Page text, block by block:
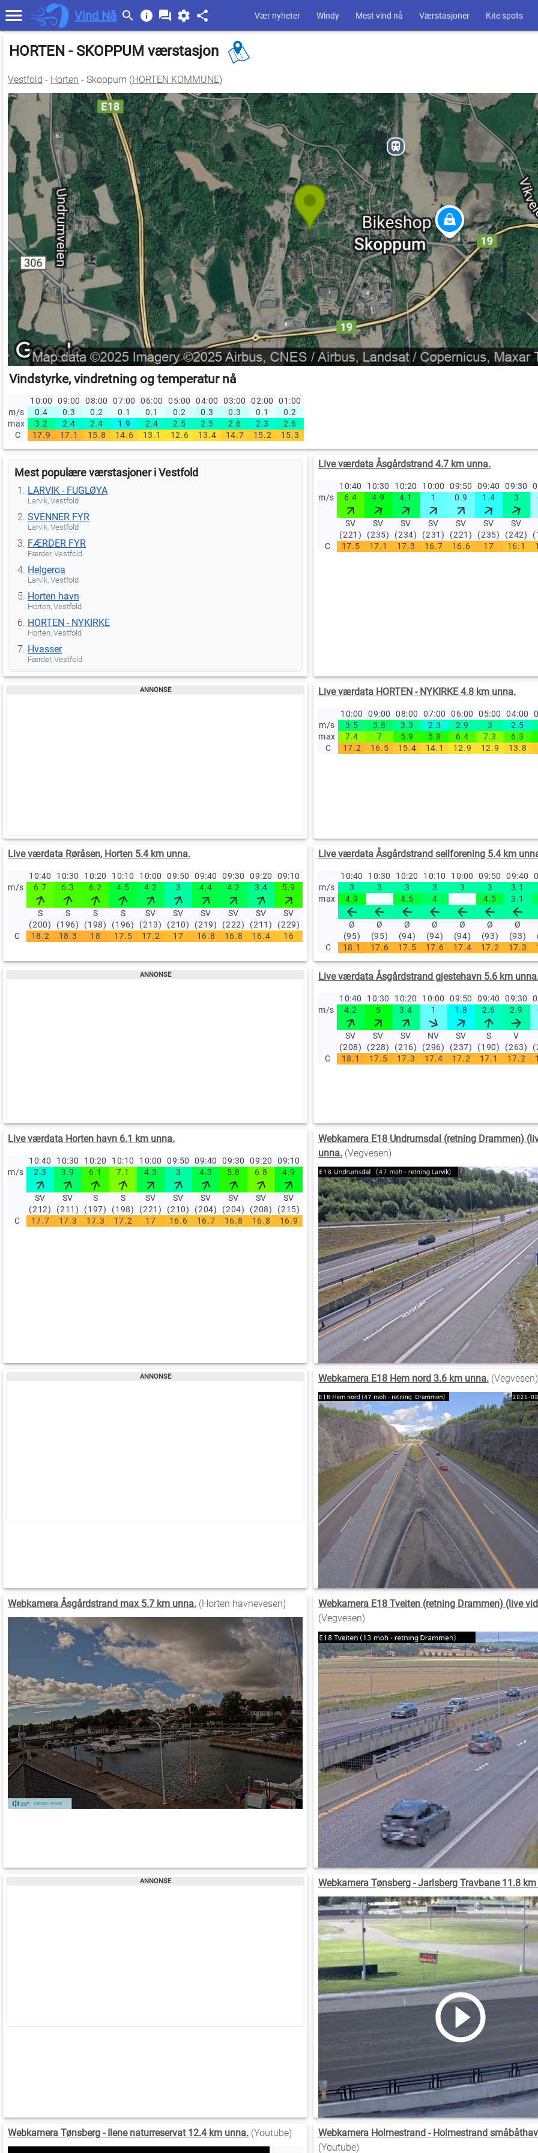
Vind Nå Vær nyheter Windy Mest vind nå Værstasjoner Kite spots
HORTEN - SKOPPUM værstasjon
Vestfold - Horten - Skoppum (HORTEN KOMMUNE)
Vindstyrke, vindretning og temperatur nå
10:00 09:00 08:00 07:00 06:00 05:00 04:00 03:00 02:00
01:00
m/s
0.4 0.3 0.2 0.1 0.1 0.2 0.3 0.3 0.1
0.2
max
3.2 2.4 2.4 1.9 2.4 2.5 2.5 2.6 2.3
2.6
C
17.9 17.1 15.8 14.6 13.1 12.6 13.4 14.7 15.2 15.3
Mest populære værstasjoner i Vestfold
LARVIK - FUGLØYA
Larvik, Vestfold
SVENNER FYR
Larvik, Vestfold
FÆRDER FYR
Færder, Vestfold
Helgeroa
Larvik, Vestfold
Horten havn
Horten, Vestfold
HORTEN - NYKIRKE
Horten, Vestfold
Hvasser
Færder, Vestfold
Live værdata Åsgårdstrand 4.7 km unna.
10:40 10:30 10:20 10:00 09:50 09:40 09:30
m/s
6.4 4.9 4.1 1 0.9 1.4 3
SV
(221)
SV
(235)
SV
(234)
SV
(231)
SV
(221)
SV
(235)
SV
(242)
C
17.5 17.1 17.3 16.7 16.6 17 16.1
Live værdata HORTEN - NYKIRKE 4.8 km unna.
10:00 09:00 08:00 07:00 06:00 05:00 04:00
m/s
3.5 3.8 3.3 2.3 2.9 3 2.5
max
7.4 7 5.9 5.8 6.4 7.3 6.3
C
17.2 16.5 15.4 14.1 12.9 12.9 13.8
Live værdata Røråsen, Horten 5.4 km unna.
10:40 10:30 10:20 10:10 10:00 09:50 09:40 09:30 09:20 09:10 08:5008:4008:3008:20 08:1008:0007:00
m/s
6.7 6.3 6.2 4.5 4.2 3 4.4 4.2 3.4 5.9 4.1 3.6 3.5 5.5 3.1
S
(200)
S
(196)
S
(198)
S
(196)
SV
(213)
SV
(210)
SV
(219)
SV
(222)
SV
(211)
SV
(229)
SV
(214)
SV
(212)
SV
(216)
(192)
SV
(209)
(198)
SV
(210)
C
18.2 18.3 18 17.5 17.2 17 16.8 16.8 16.4 16 16.2 16 15.8 15.6 15.2 15 14.5
Live værdata Åsgårdstrand seilforening 5.4 km
10:40 10:30 10:20 10:10 10:00 09:50 09:40
m/s
3 3 3 3 3 3 3.1
max
4.9 4.5 4 4.5 3.1
Ø
(95)
Ø
(95)
Ø
(94)
Ø
(94)
Ø
(94)
Ø
(93)
Ø
(93)
C
18.1 17.6 17.5 17.6 17.4 17.2 17.3
Live værdata Åsgårdstrand gjestehavn 5.6 km
10:40 10:30 10:20 10:00 09:50 09:40 09:30
m/s
4.2 5 3.4 1 1.8 2.6 2.9
SV
(208)
SV
(228)
SV
(216)
NV
(296)
SV
(237)
S
(190)
V
(263)
C
18.1 17.5 17.3 17.4 17.2 17.1 17.2
Live værdata Horten havn 6.1 km unna.
10:40 10:30 10:20 10:10 10:00 09:50 09:40 09:30 09:20 09:10 09:0008:50 08:40 08:30
m/s
2.3 3.9 6.1 7.1 4.3 3 4.3 5.8 6.8 4.9 6.7 3 5.5 5.7 6.3 3.7 4.3 3.8
SV
(212)
SV
(211)
S
(197)
S
(198)
SV
(221)
SV
(210)
SV
(204)
SV
(204)
SV
(208)
SV
(215)
S
(194)
S
(200)
SV
(230)
SV
(206)
S
(197)
S
(198)
S
(201)
SV
(220)
C
17.7 17.3 17.3 17.2 17 16.6 16.7 16.8 16.8 16.9 16.8 16.7 16.5 16.4 16.3 16 15.7 15.4
Webkamera E18 Undrumsdal (retning Drammen)
unna. (Vegvesen)
Webkamera E18 Hem nord 3.6 km unna. (Vegvesen)
Webkamera Åsgårdstrand max 5.7 km unna. (Horten havnevesen)
Webkamera E18 Tveiten (retning Drammen) (live
(Vegvesen)
Webkamera Tønsberg - Jarlsberg Travbane 11.8
Webkamera Tønsberg - Ilene naturreservat 12.4 km unna. (Youtube)
Webkamera Holmestrand - Holmestrand
(Youtube)